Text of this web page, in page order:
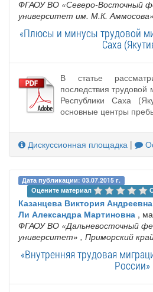
ФГАОУ ВО «Северо-Восточный
университет им. М.К. Аммосова»
«Плюсы и минусы трудовой
Саха
В статье
последствия трудовой
Республики Саха
основные центры
Дискуссионная площадка |
Дата публикации: 03.07.2015 г.
Оцените материал
Казанцева Виктория Андреевна
Ли Александра Мартиновна ,
ФГАОУ ВО «Дальневосточный
университет» , Приморский
«Внутренняя трудовая
России»